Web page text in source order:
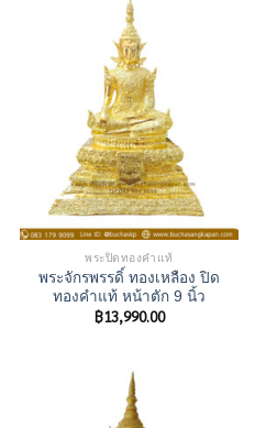
พระปิดทองคำแท้
พระจักรพรรดิ์ ทองเหลือง ปิด
ทองคำแท้ หน้าตัก 9 นิ้ว
฿13,990.00